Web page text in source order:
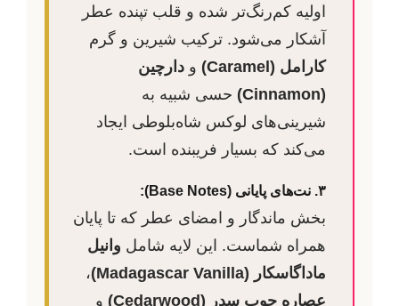
اولیه کم‌رنگ‌تر شده و قلب تپنده عطر
آشکار می‌شود. ترکیب شیرین و گرم
کارامل (Caramel)
و دارچین
(Cinnamon)
حسی شبیه به
شیرینی‌های لوکس شاه‌بلوطی ایجاد
می‌کند که بسیار فریبنده است.
۳. نت‌های پایانی (Base Notes):
بخش ماندگار و امضای عطر که تا پایان
همراه شماست. این لایه شامل وانیل
ماداگاسکار (Madagascar Vanilla)
،
عصاره چوب سدر (Cedarwood)
و